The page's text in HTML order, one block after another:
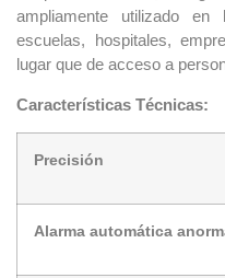
ampliamente utilizado
escuelas, hospitales,
lugar que de acceso a
Características Técnicas:
Precisión
Alarma automática